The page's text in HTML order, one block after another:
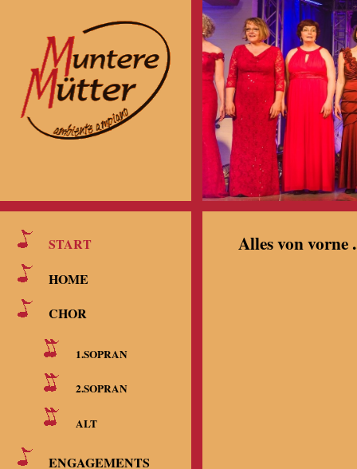
START
HOME
CHOR
1.SOPRAN
2.SOPRAN
ALT
ENGAGEMENTS
Alles von vorne